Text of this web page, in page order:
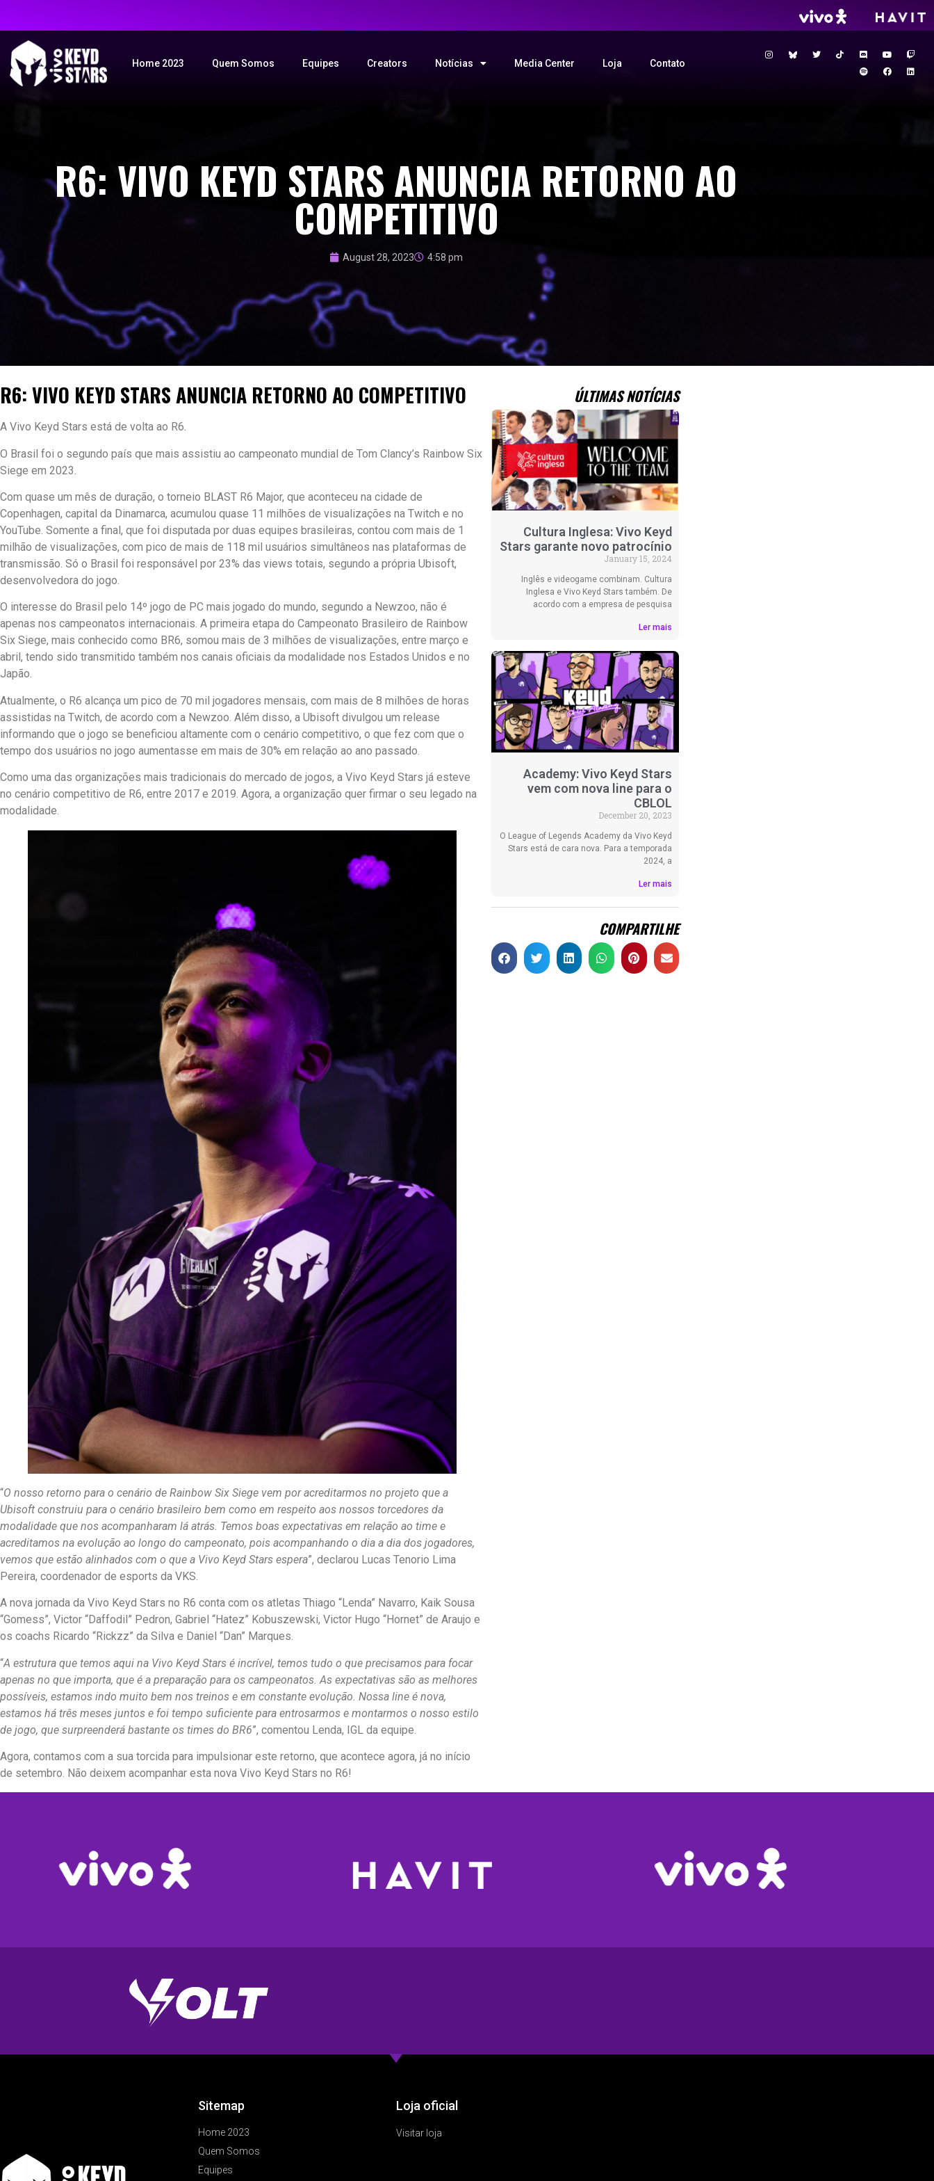
Home 2023 Quem Somos Equipes Creators Notícias Media Center Loja Contato
R6: VIVO KEYD STARS ANUNCIA RETORNO AO
COMPETITIVO
August 28, 2023 4:58 pm
R6: VIVO KEYD STARS ANUNCIA RETORNO AO COMPETITIVO
A Vivo Keyd Stars está de volta ao R6.
O Brasil foi o segundo país que mais assistiu ao campeonato mundial de Tom Clancy’s Rainbow Six
Siege em 2023.
Com quase um mês de duração, o torneio BLAST R6 Major, que aconteceu na cidade de
Copenhagen, capital da Dinamarca, acumulou quase 11 milhões de visualizações na Twitch e no
YouTube. Somente a final, que foi disputada por duas equipes brasileiras, contou com mais de 1
milhão de visualizações, com pico de mais de 118 mil usuários simultâneos nas plataformas de
transmissão. Só o Brasil foi responsável por 23% das views totais, segundo a própria Ubisoft,
desenvolvedora do jogo.
O interesse do Brasil pelo 14º jogo de PC mais jogado do mundo, segundo a Newzoo, não é
apenas nos campeonatos internacionais. A primeira etapa do Campeonato Brasileiro de Rainbow
Six Siege, mais conhecido como BR6, somou mais de 3 milhões de visualizações, entre março e
abril, tendo sido transmitido também nos canais oficiais da modalidade nos Estados Unidos e no
Japão.
Atualmente, o R6 alcança um pico de 70 mil jogadores mensais, com mais de 8 milhões de horas
assistidas na Twitch, de acordo com a Newzoo. Além disso, a Ubisoft divulgou um release
informando que o jogo se beneficiou altamente com o cenário competitivo, o que fez com que o
tempo dos usuários no jogo aumentasse em mais de 30% em relação ao ano passado.
Como uma das organizações mais tradicionais do mercado de jogos, a Vivo Keyd Stars já esteve
no cenário competitivo de R6, entre 2017 e 2019. Agora, a organização quer firmar o seu legado na
modalidade.
“O nosso retorno para o cenário de Rainbow Six Siege vem por acreditarmos no projeto que a
Ubisoft construiu para o cenário brasileiro bem como em respeito aos nossos torcedores da
modalidade que nos acompanharam lá atrás. Temos boas expectativas em relação ao time e
acreditamos na evolução ao longo do campeonato, pois acompanhando o dia a dia dos jogadores,
vemos que estão alinhados com o que a Vivo Keyd Stars espera”, declarou Lucas Tenorio Lima
Pereira, coordenador de esports da VKS.
A nova jornada da Vivo Keyd Stars no R6 conta com os atletas Thiago “Lenda” Navarro, Kaik Sousa
“Gomess”, Victor “Daffodil” Pedron, Gabriel “Hatez” Kobuszewski, Victor Hugo “Hornet” de Araujo e
os coachs Ricardo “Rickzz” da Silva e Daniel “Dan” Marques.
“A estrutura que temos aqui na Vivo Keyd Stars é incrível, temos tudo o que precisamos para focar
apenas no que importa, que é a preparação para os campeonatos. As expectativas são as melhores
possíveis, estamos indo muito bem nos treinos e em constante evolução. Nossa line é nova,
estamos há três meses juntos e foi tempo suficiente para entrosarmos e montarmos o nosso estilo
de jogo, que surpreenderá bastante os times do BR6”, comentou Lenda, IGL da equipe.
Agora, contamos com a sua torcida para impulsionar este retorno, que acontece agora, já no início
de setembro. Não deixem acompanhar esta nova Vivo Keyd Stars no R6!
ÚLTIMAS NOTÍCIAS
Cultura Inglesa: Vivo Keyd
Stars garante novo patrocínio
January 15, 2024
Inglês e videogame combinam. Cultura
Inglesa e Vivo Keyd Stars também. De
acordo com a empresa de pesquisa
Ler mais
Academy: Vivo Keyd Stars
vem com nova line para o
CBLOL
December 20, 2023
O League of Legends Academy da Vivo Keyd
Stars está de cara nova. Para a temporada
2024, a
Ler mais
COMPARTILHE
Sitemap
Home 2023
Quem Somos
Equipes
Loja oficial
Visitar loja